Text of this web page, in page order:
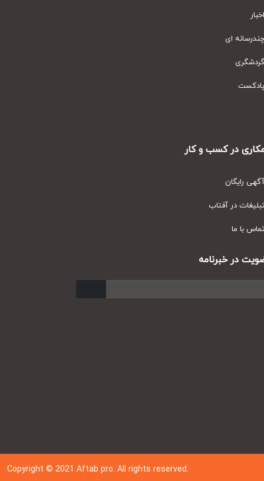
ای
در کسب و کار
رایگان
در آفتاب
با ما
در خبرنامه
Copyright © 202 1Aftab pro. All rights reserved.